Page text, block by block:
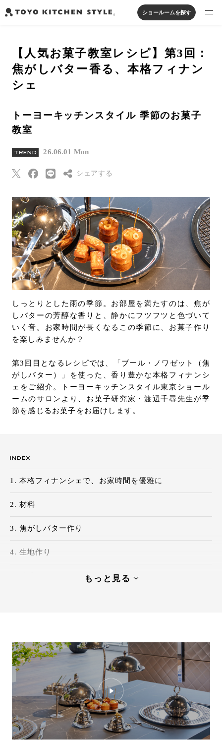
オープンキッチン
アイランドキッチン
ペニンシュラキッチン
壁付けキッチン
対面キッチン
セパレートキッチン
システムキッチン
家具・照明・タイル
バス・洗面
実例から探す
ジャーナルを読む
オンラインストア
カタログを見る
よくあるご質問
お問い合わせ
サポート
LANGUAGE : JP
EN
CN
ショールームを探す
【人気お菓子教室レシピ】第3回：
焦がしバター香る、本格フィナン
シェ
トーヨーキッチンスタイル 季節のお菓子
教室
TREND 26.06.01 Mon
シェアする
Threads
Pinterest
はてなブックマー
ク
Eメールで送信
URLをコピー
しっとりとした雨の季節。お部屋を満たすのは、焦が
しバターの芳醇な香りと、静かにフツフツと色づいて
いく音。お家時間が長くなるこの季節に、お菓子作り
を楽しみませんか？
第3回目となるレシピでは、「ブール・ノワゼット（焦
がしバター）」を使った、香り豊かな本格フィナンシ
ェをご紹介。トーヨーキッチンスタイル東京ショール
ームのサロンより、お菓子研究家・渡辺千尋先生が季
節を感じるお菓子をお届けします。
INDEX
本格フィナンシェで、お家時間を優雅に
材料
焦がしバター作り
生地作り
もっと見る